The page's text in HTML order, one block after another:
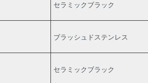
セラミックブラック
ブラッシュドステンレス
セラミックブラック